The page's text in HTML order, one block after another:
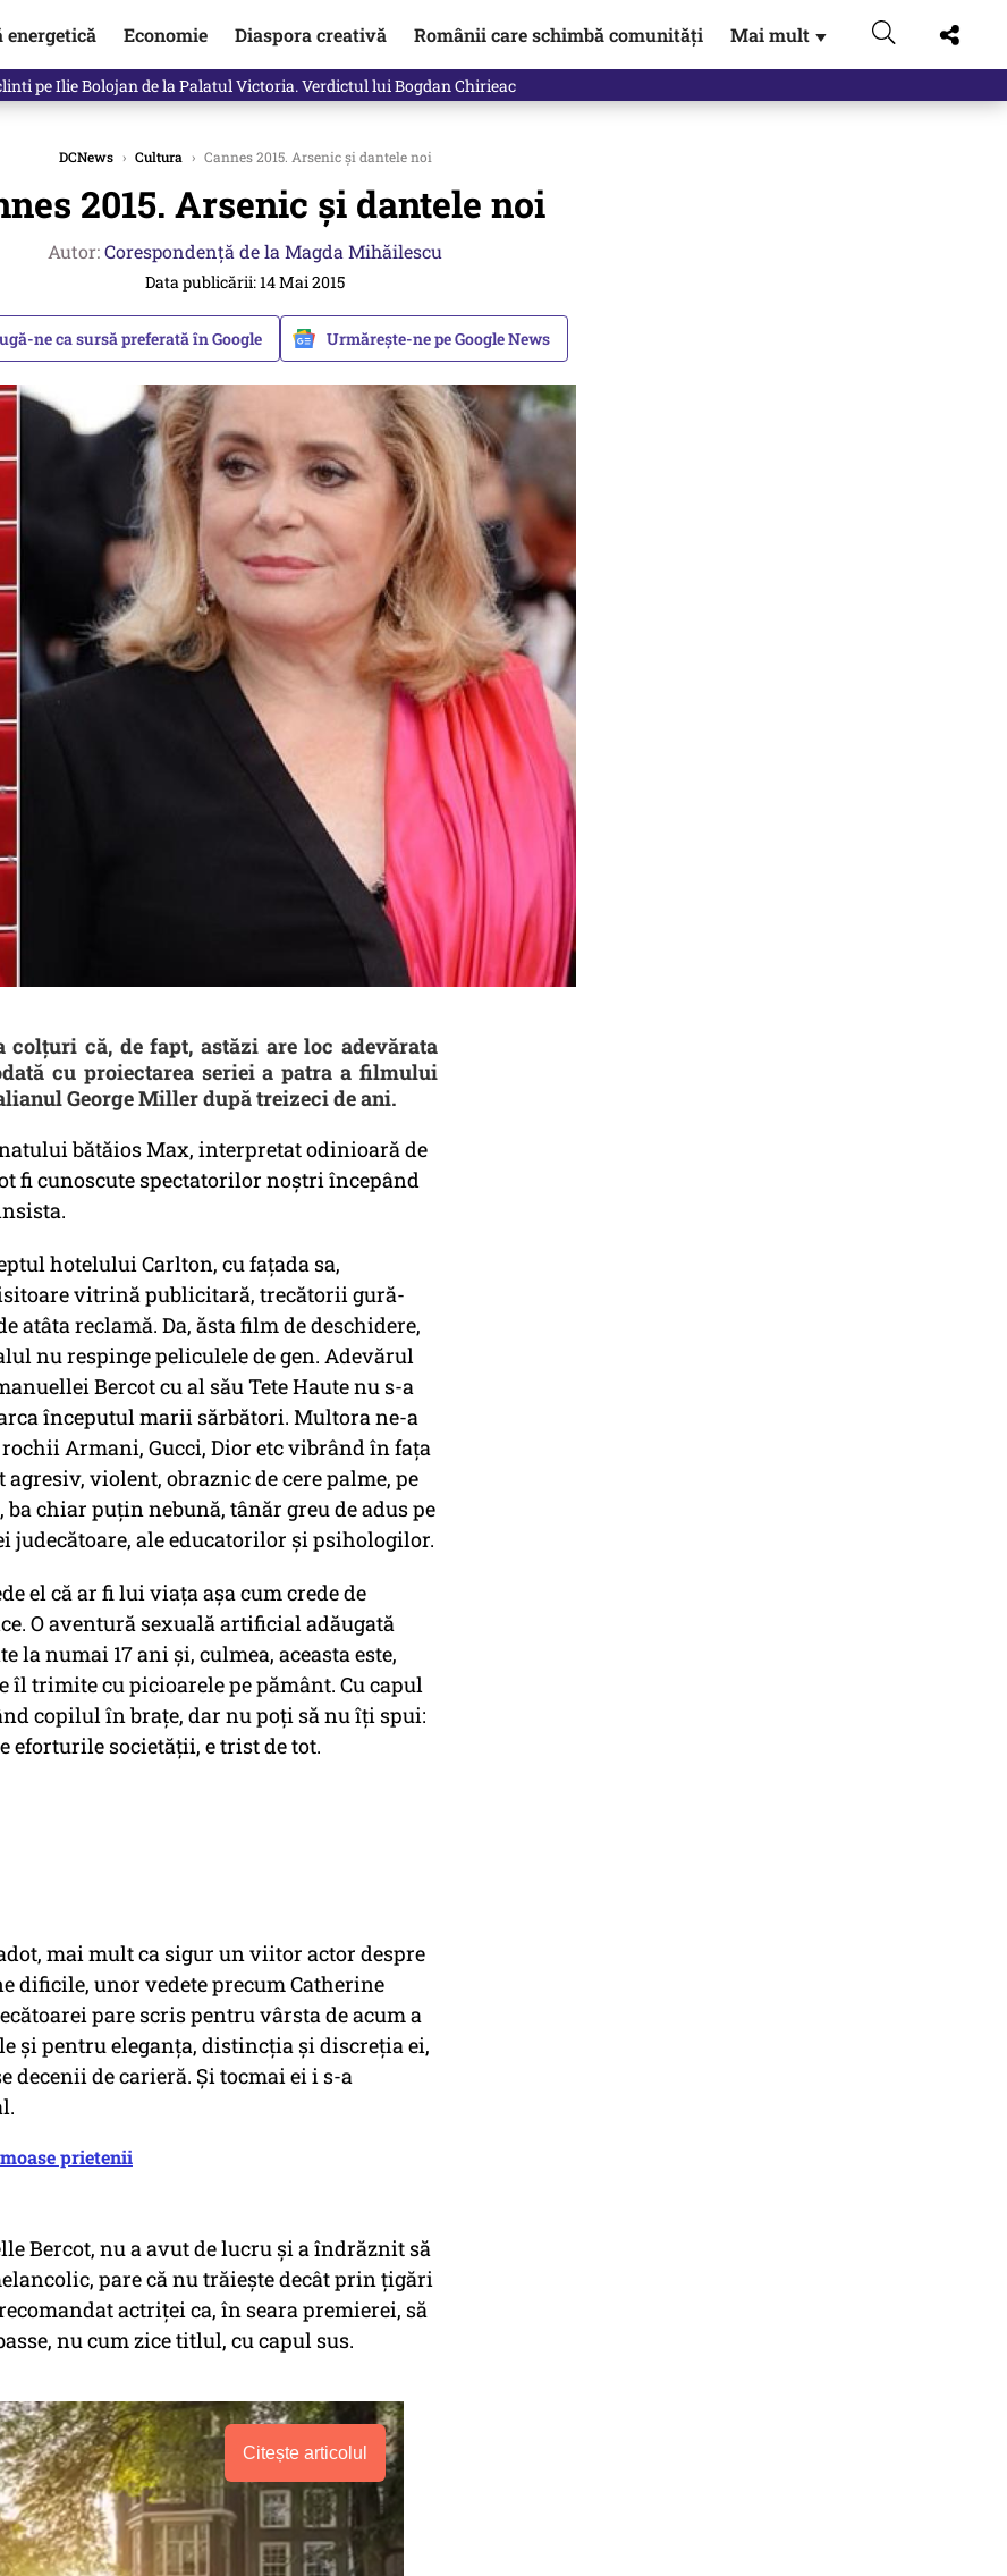
energetică Economie Diaspora creativă Românii care schimbă comunități Mai mult ▼
electronic, decizia luată astăzi de Guvern pentru toți românii
DCNews › Cultura › Cannes 2015. Arsenic și dantele noi
2015. Arsenic și dantele noi
Autor:Corespondență de la Magda Mihăilescu
Data publicării: 14 Mai 2015
ne ca sursă preferată în Google Urmărește-ne pe Google News
că, de fapt, astăzi are loc adevărata
cu proiectarea seriei a patra a filmului
George Miller după treizeci de ani.
bătăios Max, interpretat odinioară de
fi cunoscute spectatorilor noștri începând
hotelului Carlton, cu fațada sa,
vitrină publicitară, trecătorii gură-
atâta reclamă. Da, ăsta film de deschidere,
nu respinge peliculele de gen. Adevărul
Bercot cu al său Tete Haute nu s-a
începutul marii sărbători. Multora ne-a
Armani, Gucci, Dior etc vibrând în fața
violent, obraznic de cere palme, pe
chiar puțin nebună, tânăr greu de adus pe
judecătoare, ale educatorilor și psihologilor.
el că ar fi lui viața așa cum crede de
O aventură sexuală artificial adăugată
numai 17 ani și, culmea, aceasta este,
îl trimite cu picioarele pe pământ. Cu capul
copilul în brațe, dar nu poți să nu îți spui:
eforturile societății, e trist de tot.
mai mult ca sigur un viitor actor despre
dificile, unor vedete precum Catherine
pare scris pentru vârsta de acum a
și pentru eleganța, distincția și discreția ei,
decenii de carieră. Și tocmai ei i s-a
prietenii
Bercot, nu a avut de lucru și a îndrăznit să
pare că nu trăiește decât prin țigări
actriței ca, în seara premierei, să
nu cum zice titlul, cu capul sus.
Citește articolul